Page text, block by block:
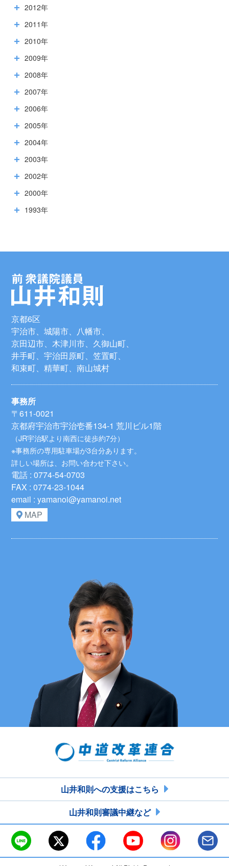
2012年
2011年
2010年
2009年
2008年
2007年
2006年
2005年
2004年
2003年
2002年
2000年
1993年
京都6区
宇治市、城陽市、八幡市、
京田辺市、木津川市、久御山町、
井手町、宇治田原町、笠置町、
和束町、精華町、南山城村
事務所
〒611-0021
京都府宇治市宇治壱番134-1 荒川ビル1階
（JR宇治駅より南西に徒歩約7分）
※事務所の専用駐車場が3台分あります。
詳しい場所は、お問い合わせ下さい。
電話 : 0774-54-0703
FAX : 0774-23-1044
email : yamanoi@yamanoi.net
MAP
山井和則への支援はこちら
山井和則審議中継など